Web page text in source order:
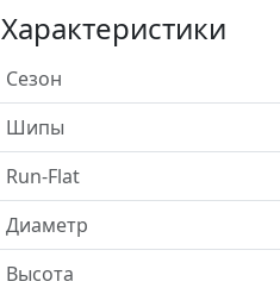
Характеристики
Сезон
Шипы
Run-Flat
Диаметр
Высота